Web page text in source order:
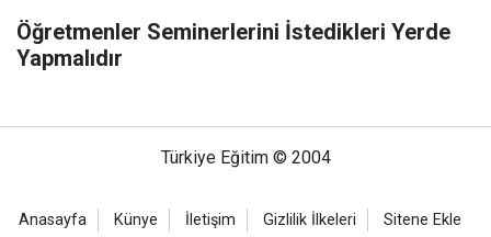
Öğretmenler Seminerlerini İstedikleri Yerde
Yapmalıdır
Türkiye Eğitim © 2004
Anasayfa Künye İletişim Gizlilik İlkeleri Sitene Ekle